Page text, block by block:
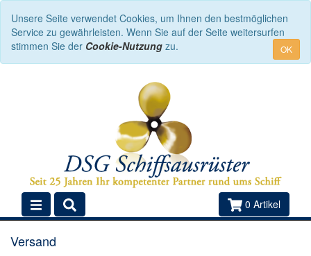
Unsere Seite verwendet Cookies, um Ihnen den bestmöglichen
Service zu gewährleisten. Wenn Sie auf der Seite weitersurfen
stimmen Sie der Cookie-Nutzung zu. OK
0 Artikel
Versand